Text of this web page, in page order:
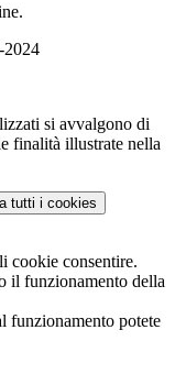
2024
si avvalgono di
finalità illustrate nella
tutti i cookies
cookie consentire.
il funzionamento della
funzionamento potete